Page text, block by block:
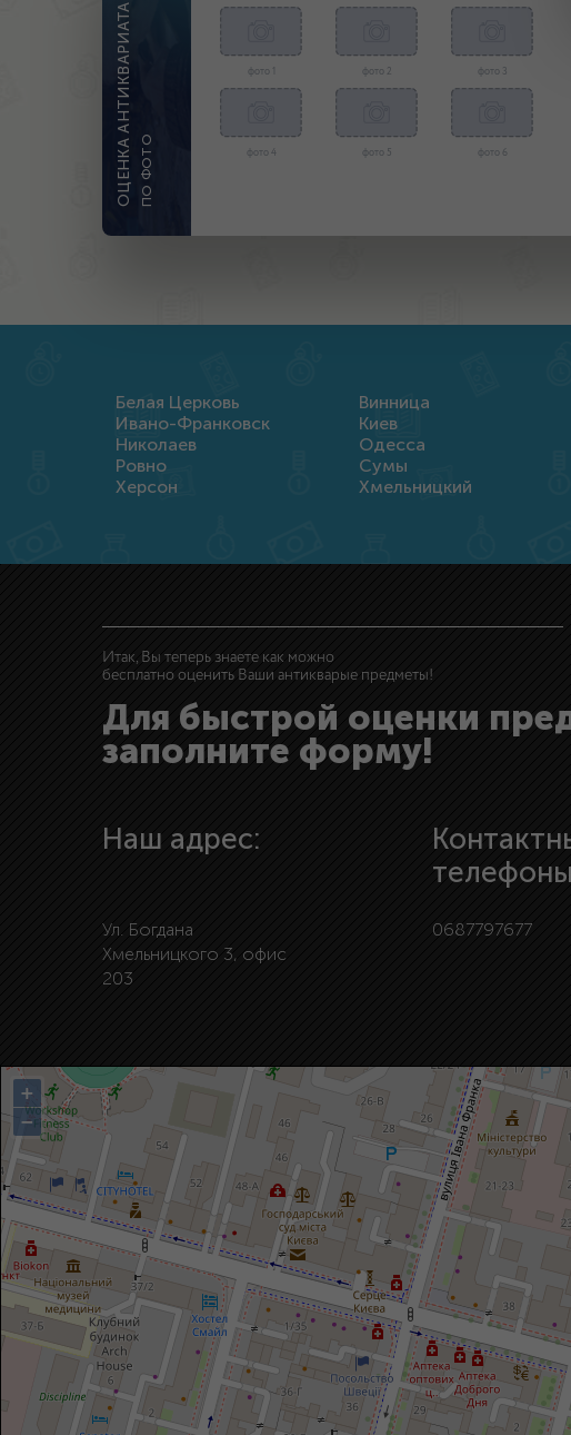
ОЦЕНКА АНТИКВАРИАТАПО ФОТО
фото 1 фото 2 фото 3
фото 4 фото 5 фото 6
Белая Церковь Винница
Ивано-Франковск
Киев
Николаев
Одесса
Ровно
Сумы
Херсон
Хмельницкий
Итак, Вы теперь знаете как можно
бесплатно оценить Ваши антикварые предметы!
Для быстрой оценки
заполните форму!
Наш адрес:
Ул. Богдана
Хмельницкого 3, офис
203
0687797677
+
−